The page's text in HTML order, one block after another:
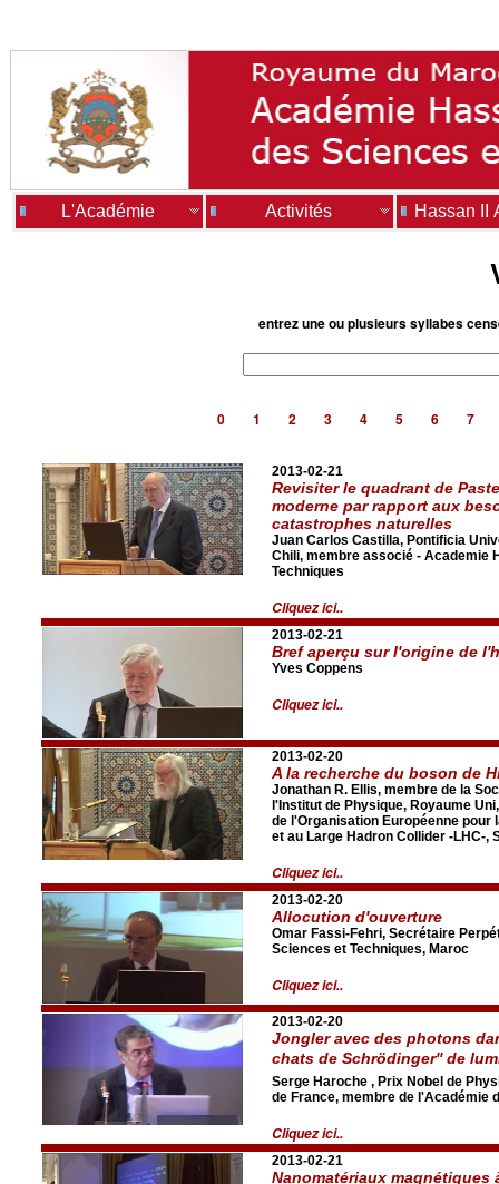
L'Académie Activités Hassan II
entrez une ou plusieurs syllabes
0 1 2 3 4 5 6 7
2013-02-21
Revisiter le quadrant de
moderne par rapport aux
catastrophes naturelles
Juan Carlos Castilla, Pontificia
Chili, membre associé - Academie
Techniques
Cliquez ici..
2013-02-21
Bref aperçu sur l'origine de
Yves Coppens
Cliquez ici..
2013-02-20
A la recherche du boson de
Jonathan R. Ellis, membre de la
l'Institut de Physique, Royaume
de l'Organisation Européenne pour
et au Large Hadron Collider -LHC-,
Cliquez ici..
2013-02-20
Allocution d'ouverture
Omar Fassi-Fehri, Secrétaire
Sciences et Techniques, Maroc
Cliquez ici..
2013-02-20
Jongler avec des photons
chats de Schrödinger'' de
Serge Haroche , Prix Nobel de
de France, membre de l'Académie
Cliquez ici..
2013-02-21
Nanomatériaux magnétiques